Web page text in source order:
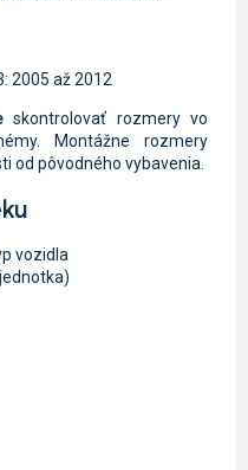
2005 až 2012
skontrolovať rozmery vo
Montážne rozmery
od pôvodného vybavenia.
vozidla